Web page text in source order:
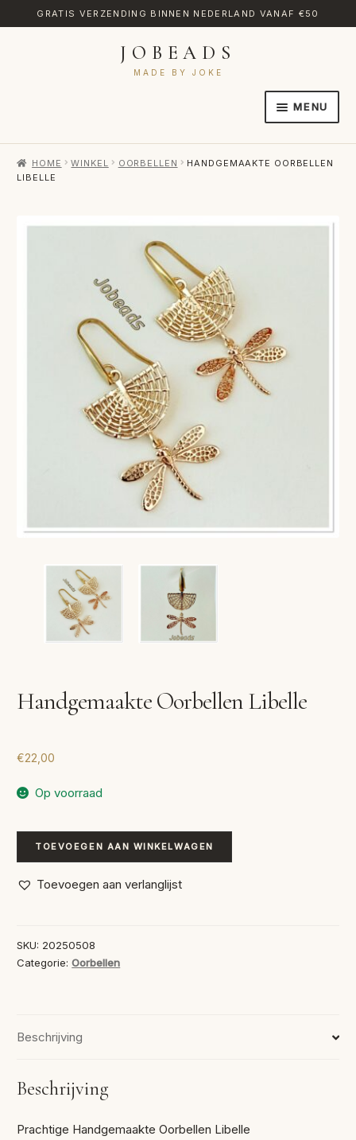
GRATIS VERZENDING BINNEN NEDERLAND VANAF €50
JOBEADS
MADE BY JOKE
MENU
AFREKENEN
TRANSLATE
VERLANGLIJST
VERZENDKOSTEN
VOLG BESTELLING
HOME WINKEL OORBELLEN
HANDGEMAAKTE OORBELLEN
LIBELLE
Handgemaakte Oorbellen Libelle
€22,00
Op voorraad
Handgemaakte
Oorbellen
Libelle
TOEVOEGEN AAN WINKELWAGEN
Toevoegen aan verlanglijst
SKU: 20250508
Categorie:Oorbellen
Beschrijving
Beschrijving
Prachtige Handgemaakte Oorbellen Libelle